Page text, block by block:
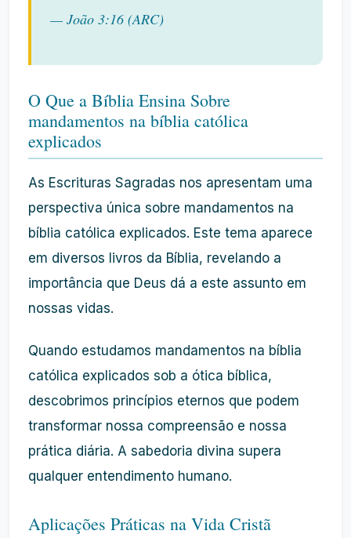
— João 3:16 (ARC)
O Que a Bíblia Ensina Sobre
mandamentos na bíblia católica
explicados
As Escrituras Sagradas nos apresentam uma
perspectiva única sobre mandamentos na
bíblia católica explicados. Este tema aparece
em diversos livros da Bíblia, revelando a
importância que Deus dá a este assunto em
nossas vidas.
Quando estudamos mandamentos na bíblia
católica explicados sob a ótica bíblica,
descobrimos princípios eternos que podem
transformar nossa compreensão e nossa
prática diária. A sabedoria divina supera
qualquer entendimento humano.
Aplicações Práticas na Vida Cristã